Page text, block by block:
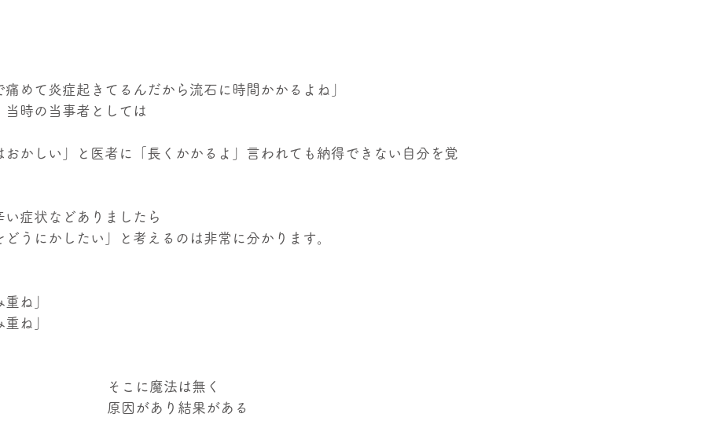
痛めて炎症起きてるんだから流石に時間かかるよね」
当時の当事者としては
おかしい」と医者に「長くかかるよ」言われても納得できない自分を覚
い症状などありましたら
どうにかしたい」と考えるのは非常に分かります。
ね」
ね」
そこに魔法は無く
原因があり結果がある